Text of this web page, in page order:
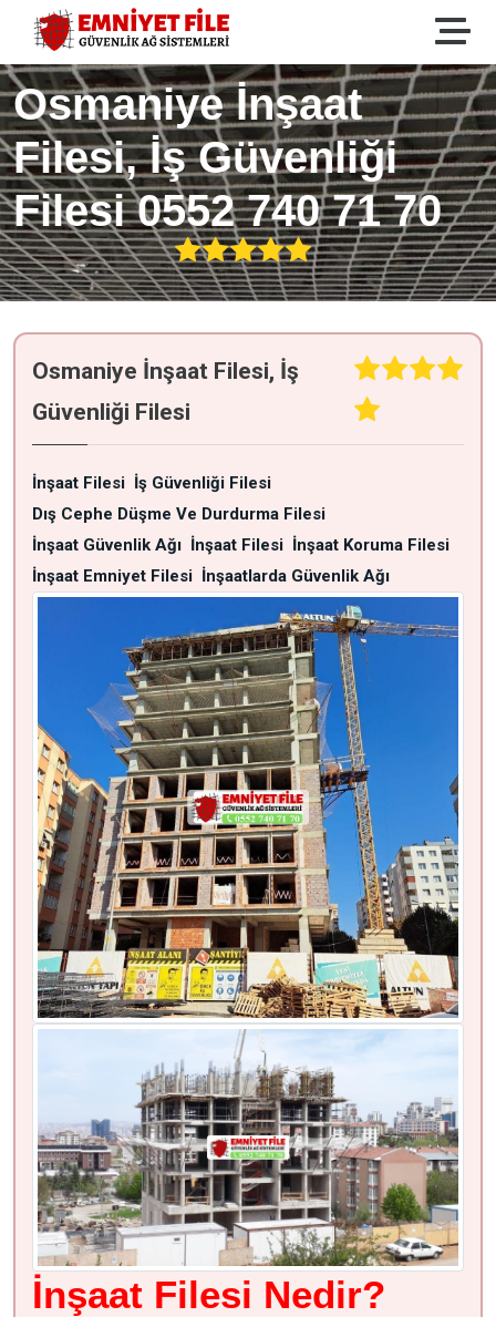
Osmaniye İnşaat
Filesi, İş Güvenliği
Filesi 0552 740 71 70
Osmaniye İnşaat Filesi, İş
Güvenliği Filesi
İnşaat Filesi İş Güvenliği Filesi
Dış Cephe Düşme Ve Durdurma Filesi
İnşaat Güvenlik Ağı İnşaat Filesi İnşaat Koruma Filesi
İnşaat Emniyet Filesi İnşaatlarda Güvenlik Ağı
İnşaat Filesi Nedir?